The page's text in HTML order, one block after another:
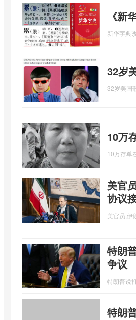
《新
新华字典
32岁
32岁美国
10万
10万存单
美官
协议
美官员,伊
特朗
争议
特朗普说
特朗